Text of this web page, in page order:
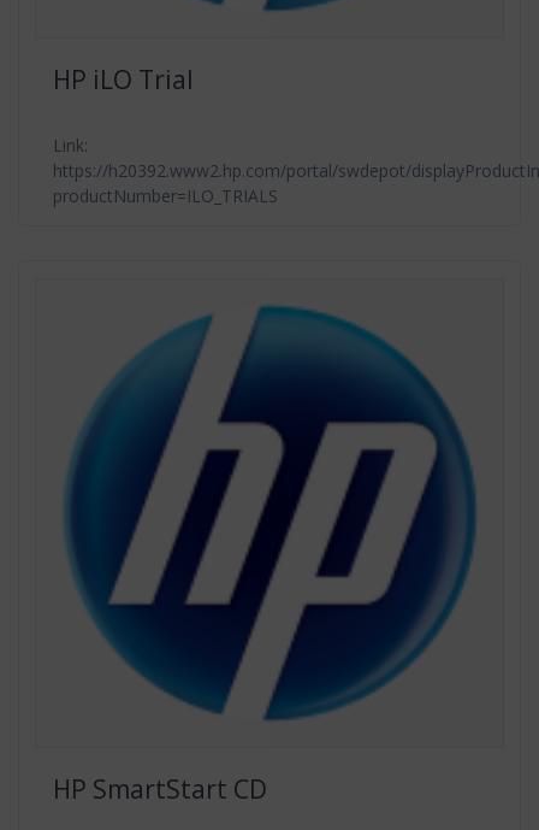
HP iLO Trial
Link:
https://h20392.www2.hp.com/portal/swdepot/
productNumber=ILO_TRIALS
HP SmartStart CD